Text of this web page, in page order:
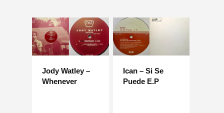
Jody Watley –
Whenever
Ican – Si Se
Puede E.P